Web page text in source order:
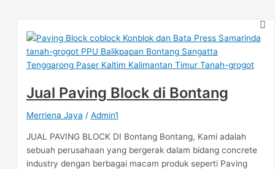
Jual Paving Block di Bontang
Merriena Jaya / Admin1
JUAL PAVING BLOCK DI Bontang Bontang, Kami adalah
sebuah perusahaan yang bergerak dalam bidang concrete
industry dengan berbagai macam produk seperti Paving